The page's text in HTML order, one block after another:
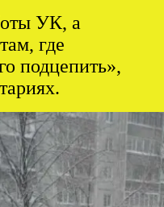
УК, а
где
подцепить»,